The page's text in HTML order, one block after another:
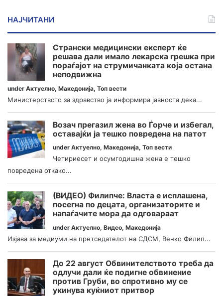
НАЈЧИТАНИ
Странски медицински експерт ќе
решава дали имало лекарска грешка при
пораѓајот на струмичанката која остана
неподвижна
under Актуелно, Македонија, Топ вести
Министерството за здравство ја информира јавноста дека...
Возач прегазил жена во Ѓорче и избегал,
оставајќи ја тешко повредена на патот
under Актуелно, Македонија, Топ вести
Четириесет и осумгодишна жена е тешко
повредена откако...
(ВИДЕО) Филипче: Власта е исплашена,
посегна по децата, организаторите и
напаѓачите мора да одговараат
under Актуелно, Видео, Македонија
Изјава за медиуми на претседателот на СДСМ, Венко Филип...
До 22 август Обвинителството треба да
одлучи дали ќе подигне обвинение
против Груби, во спротивно му се
укинува куќниот притвор